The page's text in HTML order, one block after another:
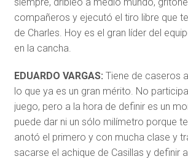
compañeros y ejecutó el tiro libre que
de Charles. Hoy es el gran líder del
en la cancha.
EDUARDO VARGAS: Tiene de caseros
lo que ya es un gran mérito. No
juego, pero a la hora de definir es un
puede dar ni un sólo milímetro porque
anotó el primero y con mucha clase y
sacarse el achique de Casillas y definir